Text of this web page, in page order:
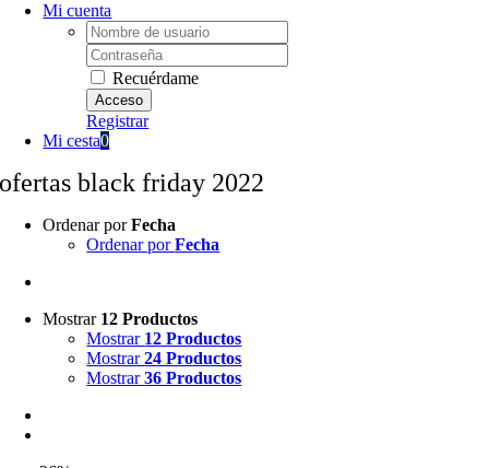
Mi cuenta
Username:
Password:
Recuérdame
Registrar
Mi cesta0
ofertas black friday 2022
Ordenar porFecha
Ordenar porFecha
Mostrar 12 Productos
Mostrar 12 Productos
Mostrar24 Productos
Mostrar36 Productos